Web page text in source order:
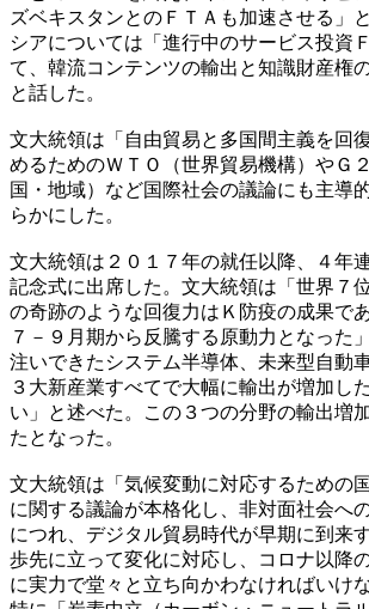
ズベキスタンとのＦＴＡも加速させる」
シアについては「進行中のサービス投資
て、韓流コンテンツの輸出と知識財産権
と話した。
文大統領は「自由貿易と多国間主義を回
めるためのＷＴＯ（世界貿易機構）やＧ
国・地域）など国際社会の議論にも主導
らかにした。
文大統領は２０１７年の就任以降、４年
記念式に出席した。文大統領は「世界７
の奇跡のような回復力はＫ防疫の成果で
７－９月期から反騰する原動力となった
注いできたシステム半導体、未来型自動
３大新産業すべてで大幅に輸出が増加し
い」と述べた。この３つの分野の輸出増
たとなった。
文大統領は「気候変動に対応するための
に関する議論が本格化し、非対面社会へ
につれ、デジタル貿易時代が早期に到来
歩先に立って変化に対応し、コロナ以降
に実力で堂々と立ち向かわなければいけ